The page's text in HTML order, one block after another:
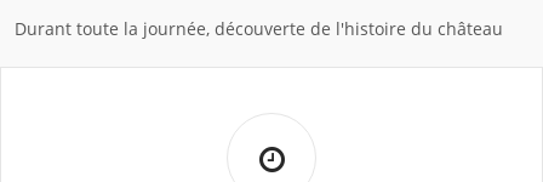
Durant toute la journée, découverte de l'histoire du château